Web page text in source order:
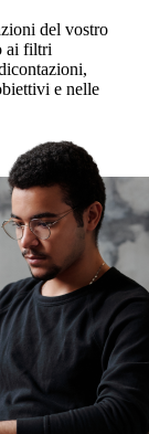
del vostro
ai filtri
e nelle